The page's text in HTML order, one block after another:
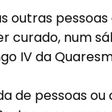
outras
curado, num
IV da
de pessoas ou